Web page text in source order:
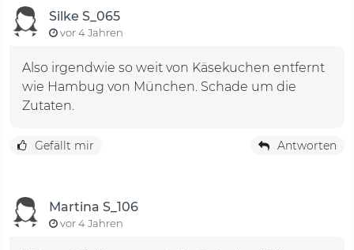
Silke S_065
vor 4 Jahren
Also irgendwie so weit von Käsekuchen entfernt
wie Hambug von München. Schade um die
Zutaten.
Gefällt mir Antworten
Martina S_106
vor 4 Jahren